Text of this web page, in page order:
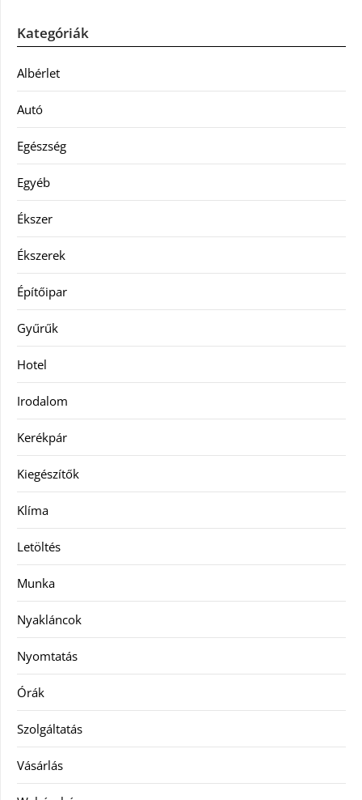
Kategóriák
Albérlet
Autó
Egészség
Egyéb
Ékszer
Ékszerek
Építőipar
Gyűrűk
Hotel
Irodalom
Kerékpár
Kiegészítők
Klíma
Letöltés
Munka
Nyakláncok
Nyomtatás
Órák
Szolgáltatás
Vásárlás